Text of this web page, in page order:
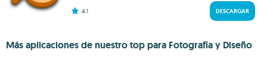
4.1 DESCARGAR
Más aplicaciones de nuestro top para Fotografía y Diseño